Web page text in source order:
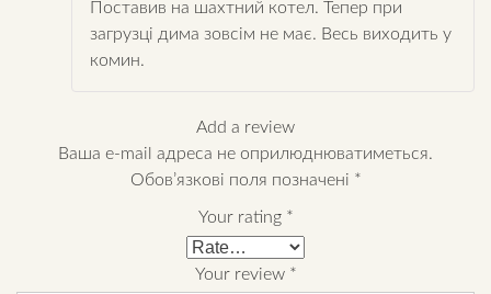
Поставив на шахтний котел. Тепер при
загрузці дима зовсім не має. Весь виходить у
комин.
Add a review
Ваша e-mail адреса не оприлюднюватиметься.
Обов’язкові поля позначені *
Your rating *
Your review *